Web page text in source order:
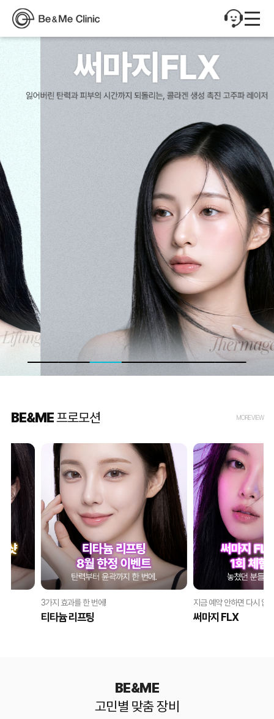
BE&ME프로모션 MORE VIEW
3가지 효과를 한 번에!
티타늄 리프팅
지금 예약 안하면 다시 없을
써마지 FLX
BE&ME
고민별 맞춤 장비